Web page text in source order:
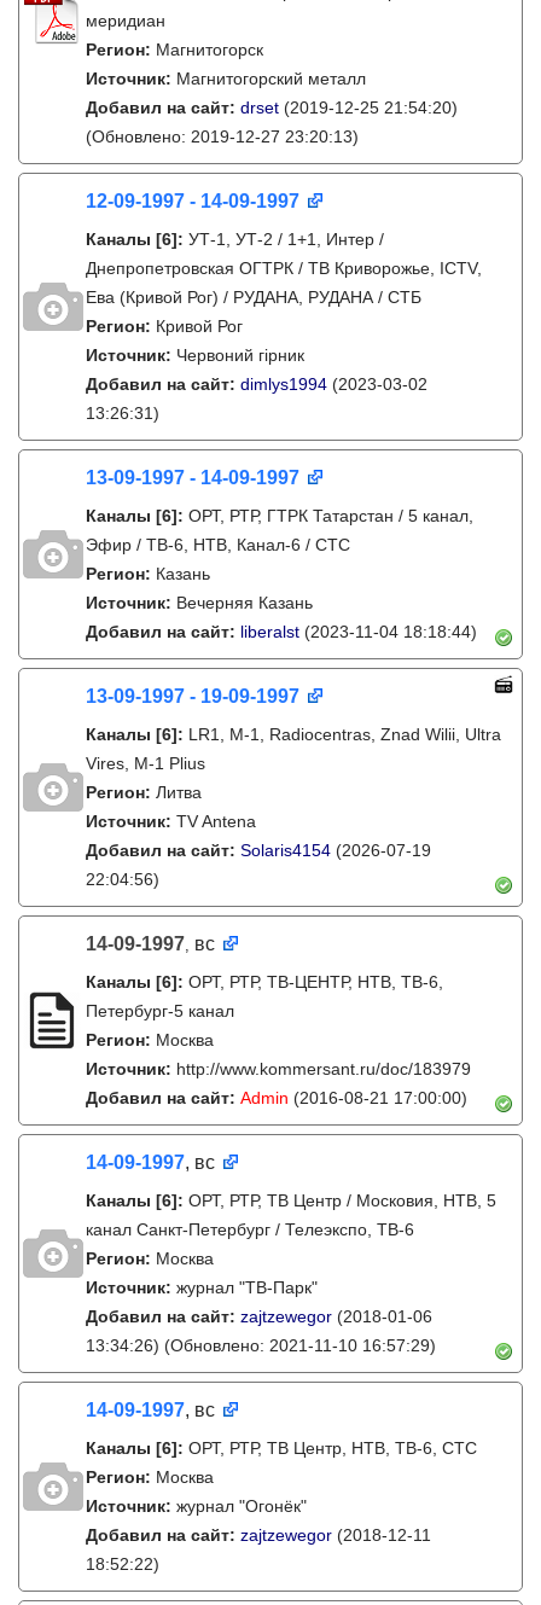
меридиан
Регион: Магнитогорск
Источник: Магнитогорский металл
Добавил на сайт: drset (2019-12-25 21:54:20)
(Обновлено: 2019-12-27 23:20:13)
12-09-1997 - 14-09-1997
Каналы [6]: УТ-1, УТ-2 / 1+1, Интер /
Днепропетровская ОГТРК / ТВ Криворожье, ICTV,
Ева (Кривой Рог) / РУДАНА, РУДАНА / СТБ
Регион: Кривой Рог
Источник: Червоний гірник
Добавил на сайт: dimlys1994 (2023-03-02
13:26:31)
13-09-1997 - 14-09-1997
Каналы [6]: ОРТ, РТР, ГТРК Татарстан / 5 канал,
Эфир / ТВ-6, НТВ, Канал-6 / СТС
Регион: Казань
Источник: Вечерняя Казань
Добавил на сайт: liberalst (2023-11-04 18:18:44)
13-09-1997 - 19-09-1997
Каналы [6]: LR1, M-1, Radiocentras, Znad Wilii, Ultra
Vires, M-1 Plius
Регион: Литва
Источник: TV Antena
Добавил на сайт: Solaris4154 (2026-07-19
22:04:56)
14-09-1997, вс
Каналы [6]: ОРТ, РТР, ТВ-ЦЕНТР, НТВ, ТВ-6,
Петербург-5 канал
Регион: Москва
Источник: http://www.kommersant.ru/doc/183979
Добавил на сайт: Admin (2016-08-21 17:00:00)
14-09-1997, вс
Каналы [6]: ОРТ, РТР, ТВ Центр / Московия, НТВ, 5
канал Санкт-Петербург / Телеэкспо, ТВ-6
Регион: Москва
Источник: журнал "ТВ-Парк"
Добавил на сайт: zajtzewegor (2018-01-06
13:34:26) (Обновлено: 2021-11-10 16:57:29)
14-09-1997, вс
Каналы [6]: ОРТ, РТР, ТВ Центр, НТВ, ТВ-6, СТС
Регион: Москва
Источник: журнал "Огонёк"
Добавил на сайт: zajtzewegor (2018-12-11
18:52:22)